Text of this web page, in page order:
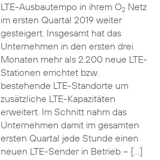
LTE-Ausbautempo in ihrem O2Netz
im ersten Quartal 2019 weiter
gesteigert. Insgesamt hat das
Unternehmen in den ersten drei
Monaten mehr als 2.200 neue LTE-
Stationen errichtet bzw.
bestehende LTE-Standorte um
zusätzliche LTE-Kapazitäten
erweitert. Im Schnitt nahm das
Unternehmen damit im gesamten
ersten Quartal jede Stunde einen
neuen LTE-Sender in Betrieb – […]